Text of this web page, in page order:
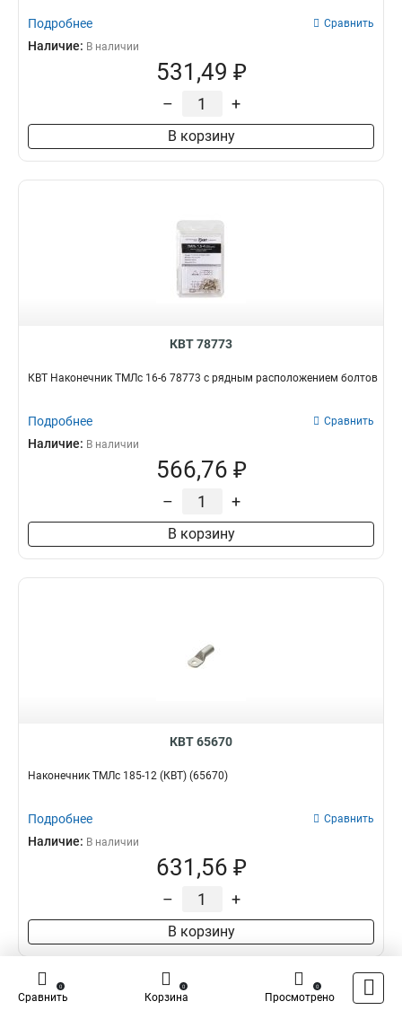
Подробнее Сравнить
Наличие: В наличии
531,49 ₽
– +
В корзину
КВТ 78773
КВТ Наконечник ТМЛс 16-6 78773 с рядным расположением болтов
Подробнее Сравнить
Наличие: В наличии
566,76 ₽
– +
В корзину
КВТ 65670
Наконечник ТМЛс 185-12 (КВТ) (65670)
Подробнее Сравнить
Наличие: В наличии
631,56 ₽
– +
В корзину
Сравнить
0
Корзина
0
Просмотрено
0